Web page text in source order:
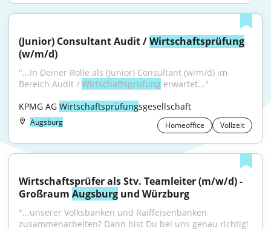
(Junior) Consultant Audit / Wirtschaftsprüfung
(w/m/d)
"...In Deiner Rolle als (Junior) Consultant (w/m/d) im
Bereich Audit / Wirtschaftsprüfung erwartet..."
KPMG AG Wirtschaftsprüfungsgesellschaft
Augsburg Homeoffice Vollzeit
Wirtschaftsprüfer als Stv. Teamleiter (m/w/d) -
Großraum Augsburg und Würzburg
"...unserer Volksbanken und Raiffeisenbanken